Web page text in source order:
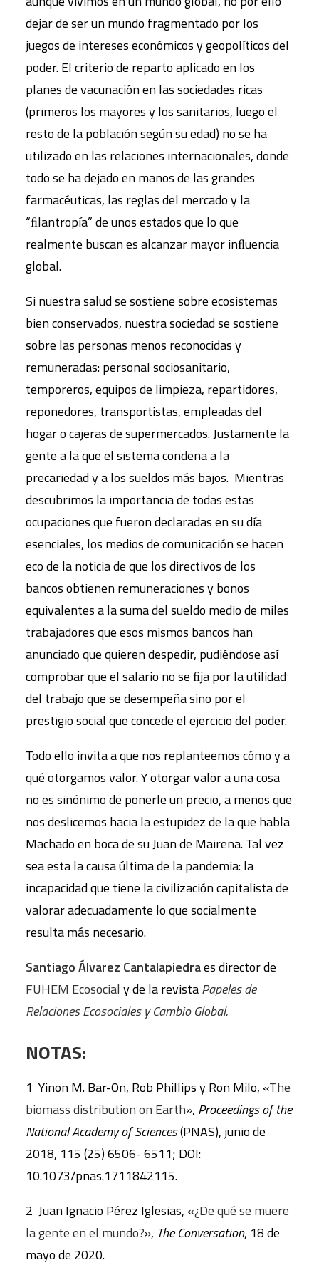
dejar de ser un mundo fragmentado por los
juegos de intereses económicos y geopolíticos del
poder. El criterio de reparto aplicado en los
planes de vacunación en las sociedades ricas
(primeros los mayores y los sanitarios, luego el
resto de la población según su edad) no se ha
utilizado en las relaciones internacionales, donde
todo se ha dejado en manos de las grandes
farmacéuticas, las reglas del mercado y la
“ﬁlantropía” de unos estados que lo que
realmente buscan es alcanzar mayor inﬂuencia
global.
Si nuestra salud se sostiene sobre ecosistemas
bien conservados, nuestra sociedad se sostiene
sobre las personas menos reconocidas y
remuneradas: personal sociosanitario,
temporeros, equipos de limpieza, repartidores,
reponedores, transportistas, empleadas del
hogar o cajeras de supermercados. Justamente la
gente a la que el sistema condena a la
precariedad y a los sueldos más bajos. Mientras
descubrimos la importancia de todas estas
ocupaciones que fueron declaradas en su día
esenciales, los medios de comunicación se hacen
eco de la noticia de que los directivos de los
bancos obtienen remuneraciones y bonos
equivalentes a la suma del sueldo medio de miles
trabajadores que esos mismos bancos han
anunciado que quieren despedir, pudiéndose así
comprobar que el salario no se ﬁja por la utilidad
del trabajo que se desempeña sino por el
prestigio social que concede el ejercicio del poder.
Todo ello invita a que nos replanteemos cómo y a
qué otorgamos valor. Y otorgar valor a una cosa
no es sinónimo de ponerle un precio, a menos que
nos deslicemos hacia la estupidez de la que habla
Machado en boca de su Juan de Mairena. Tal vez
sea esta la causa última de la pandemia: la
incapacidad que tiene la civilización capitalista de
valorar adecuadamente lo que socialmente
resulta más necesario.
Santiago Álvarez Cantalapiedraes director de
FUHEM Ecosocial y de la revistaPapeles de
Relaciones Ecosociales y Cambio Global.
NOTAS:
1 Yinon M. Bar-On, Rob Phillips y Ron Milo, «The
biomass distribution on Earth», Proceedings of the
National Academy of Sciences(PNAS), junio de
2018, 115 (25) 6506- 6511; DOI:
10.1073/pnas.1711842115.
2 Juan Ignacio Pérez Iglesias, «¿De qué se muere
la gente en el mundo?», The Conversation, 18 de
mayo de 2020.